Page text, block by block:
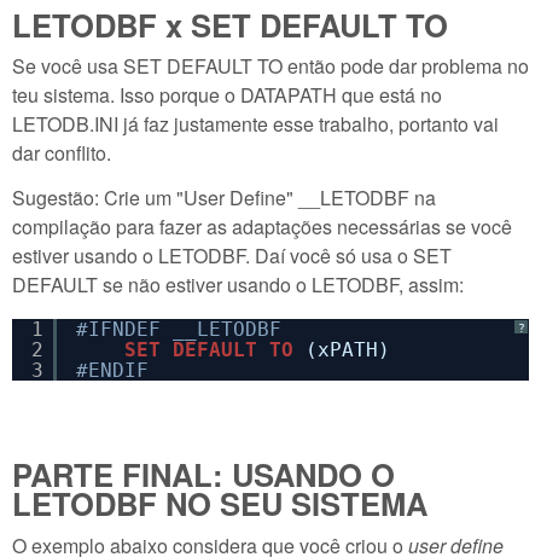
LETODBF x SET DEFAULT TO
Se você usa SET DEFAULT TO então pode dar problema no
teu sistema. Isso porque o DATAPATH que está no
LETODB.INI já faz justamente esse trabalho, portanto vai
dar conflito.
Sugestão: Crie um "User Define" __LETODBF na
compilação para fazer as adaptações necessárias se você
estiver usando o LETODBF. Daí você só usa o SET
DEFAULT se não estiver usando o LETODBF, assim:
?
1
2
3
#IFNDEF __LETODBF
SET
DEFAULT TO
(xPATH)
#ENDIF
PARTE FINAL: USANDO O
LETODBF NO SEU SISTEMA
O exemplo abaixo considera que você criou o user define